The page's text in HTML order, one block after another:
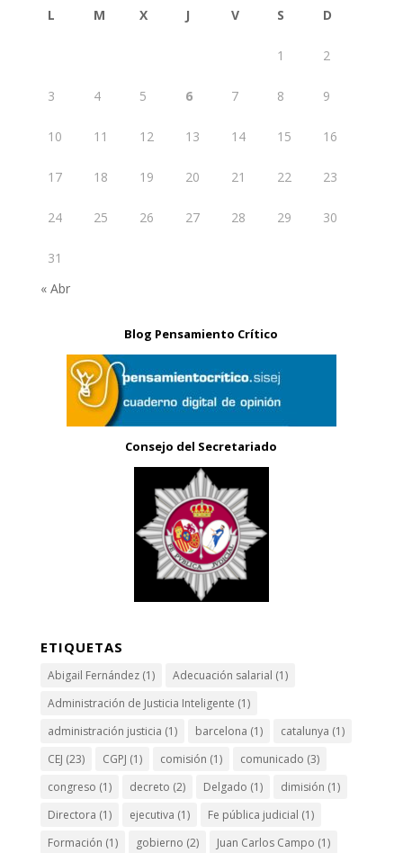
L M X J V S D
1 2
3 4 5 6 7 8 9
10 11 12 13 14 15 16
17 18 19 20 21 22 23
24 25 26 27 28 29 30
31
« Abr
Blog Pensamiento Crítico
Consejo del Secretariado
ETIQUETAS
Abigail Fernández(1) Adecuación salarial (1)
Administración de Justicia Inteligente (1)
administración justicia (1) barcelona (1) catalunya (1)
CEJ (23) CGPJ (1) comisión (1) comunicado (3)
congreso (1) decreto (2) Delgado (1) dimisión (1)
Directora (1) ejecutiva (1) Fe pública judicial (1)
Formación (1) gobierno (2) Juan Carlos Campo (1)